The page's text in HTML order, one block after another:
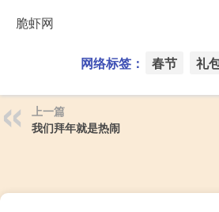
脆虾网
网络标签： 春节 礼
上一篇
我们拜年就是热闹